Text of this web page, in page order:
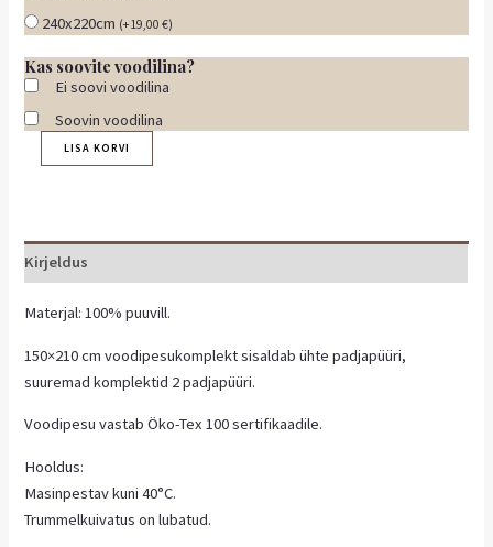
240x220cm (+19,00€)
Kas soovite voodilina?
Ei soovi voodilina
Soovin voodilina
LISA KORVI
Kirjeldus
Materjal: 100% puuvill.
150×210 cm voodipesukomplekt sisaldab ühte padjapüüri,
suuremad komplektid 2 padjapüüri.
Voodipesu vastab Öko-Tex 100 sertifikaadile.
Hooldus:
Masinpestav kuni 40°C.
Trummelkuivatus on lubatud.